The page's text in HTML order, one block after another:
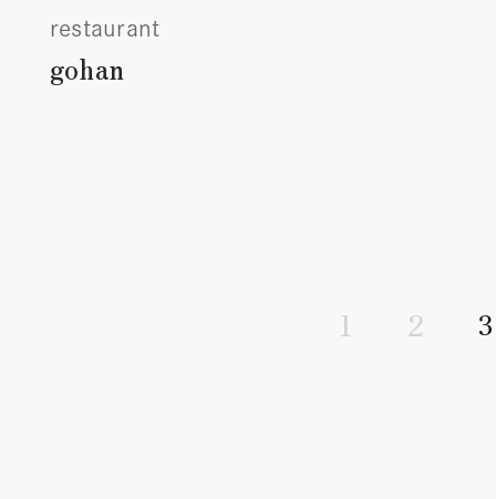
restaurant
gohan
1 2 3